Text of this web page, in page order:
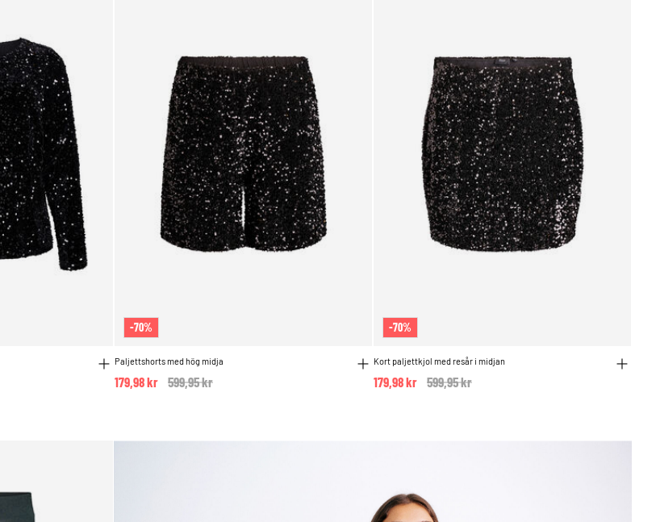
-70%
Paljettshorts med hög midja
Price reduced from
599,95 kr
179,98 kr
-70%
Kort paljettkjol med resår i midjan
Price reduced from
599,95 kr
179,98 kr